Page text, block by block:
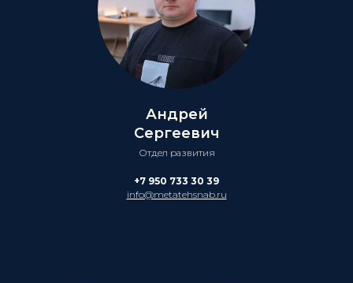
Андрей
Сергеевич
Отдел развития
+7 950 733 30 39
info@metatehsnab.ru